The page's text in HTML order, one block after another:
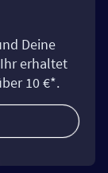
Deine
erhaltet
10 €*.